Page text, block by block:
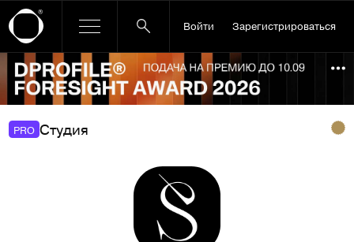
Войти Зарегистрироваться
Ссылка баннера
PRO Студия